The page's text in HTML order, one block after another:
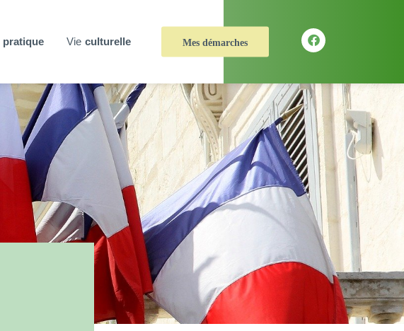
pratique Vie culturelle Mes démarches